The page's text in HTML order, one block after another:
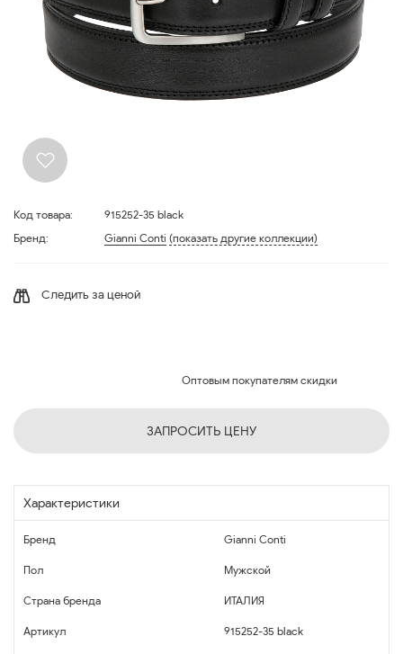
Код товара:
915252-35 black
Бренд:
Gianni Conti (показать другие коллекции)
Следить за ценой
Оптовым покупателям скидки
ЗАПРОСИТЬ ЦЕНУ
Характеристики
Бренд Gianni Conti
Пол Мужской
Страна бренда ИТАЛИЯ
Артикул 915252-35 black